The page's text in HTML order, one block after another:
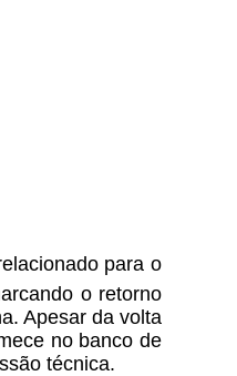
para o
o retorno
Apesar da volta
no banco de
técnica.